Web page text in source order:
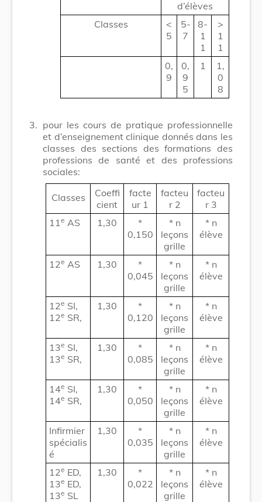
d’élèves
Classes
<
5
5-
7
8-
1
1
>
1
1
0,
9
0,
9
5
1
1,
0
8
3. pour les cours de pratique professionnelle
et d’enseignement clinique donnés dans les
classes des sections des formations des
professions de santé et des professions
sociales:
Classes
Coeffi
cient
facte
ur 1
facteu
r 2
facteu
r 3
11 e AS 1,30
*
0,150
* n
leçons
grille
* n
élève
12e AS 1,30
*
0,045
* n
leçons
grille
* n
élève
12e SI,
12e SR,
1,30
*
0,120
* n
leçons
grille
* n
élève
13e SI,
13e SR,
1,30
*
0,085
* n
leçons
grille
* n
élève
14e SI,
14e SR,
1,30
*
0,050
* n
leçons
grille
* n
élève
Infirmier
spécialis
é
1,30
*
0,035
* n
leçons
grille
* n
élève
12e ED,
13e ED,
13e SL
1,30
*
0,022
* n
leçons
grille
* n
élève